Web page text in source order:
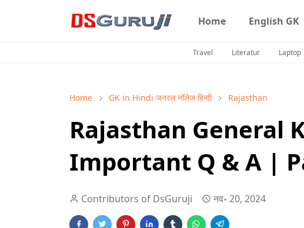
Home English GK
Travel Literatur Laptop
Home GK in Hindi जनरल नॉलेज हिन्दी Rajasthan
Rajasthan General
Important Q & A |
Contributors of DsGuruji नव॰ 20, 2024